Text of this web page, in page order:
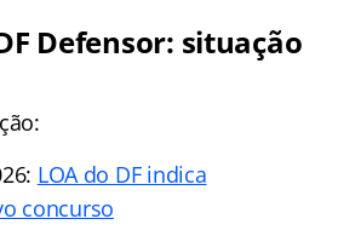
Defensor: situação
LOA do DF indica
concurso